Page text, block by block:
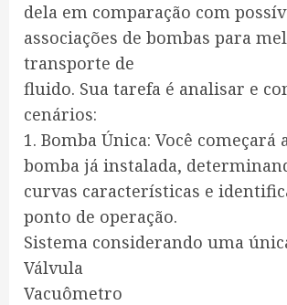
dela em comparação com
associações de bombas para
transporte de
fluido. Sua tarefa é analisar e
cenários:
1. Bomba Única: Você começará
bomba já instalada,
curvas características e
ponto de operação.
Sistema considerando uma
Válvula
Vacuômetro